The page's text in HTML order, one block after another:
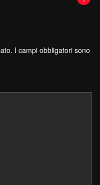
I campi obbligatori sono